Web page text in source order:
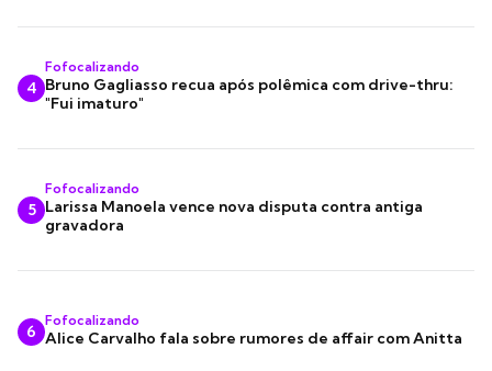
4
Fofocalizando
Bruno Gagliasso recua após polêmica com drive-thru:
"Fui imaturo"
5
Fofocalizando
Larissa Manoela vence nova disputa contra antiga
gravadora
6
Fofocalizando
Alice Carvalho fala sobre rumores de affair com Anitta